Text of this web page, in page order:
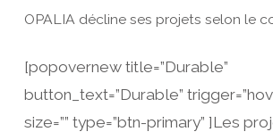
OPALIA décline ses projets selon le
[popovernew title=”Durable”
button_text=”Durable”
size=”” type=”btn-primary” ]Les